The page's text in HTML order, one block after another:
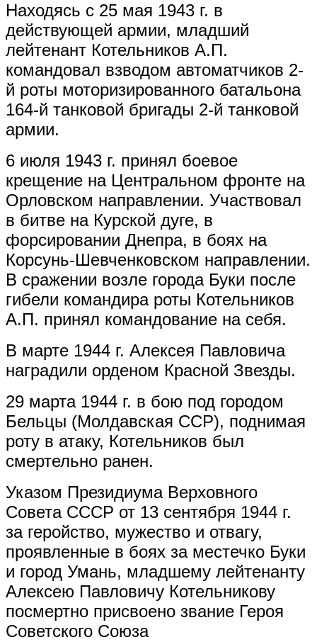
Находясь с 25 мая 1943 г. в
действующей армии, младший
лейтенант Котельников А.П.
командовал взводом автоматчиков 2-
й роты моторизированного батальона
164-й танковой бригады 2-й танковой
армии.
6 июля 1943 г. принял боевое
крещение на Центральном фронте на
Орловском направлении. Участвовал
в битве на Курской дуге, в
форсировании Днепра, в боях на
Корсунь-Шевченковском направлении.
В сражении возле города Буки после
гибели командира роты Котельников
А.П. принял командование на себя.
В марте 1944 г. Алексея Павловича
наградили орденом Красной Звезды.
29 марта 1944 г. в бою под городом
Бельцы (Молдавская ССР), поднимая
роту в атаку, Котельников был
смертельно ранен.
Указом Президиума Верховного
Совета СССР от 13 сентября 1944 г.
за геройство, мужество и отвагу,
проявленные в боях за местечко Буки
и город Умань, младшему лейтенанту
Алексею Павловичу Котельникову
посмертно присвоено звание Героя
Советского Союза